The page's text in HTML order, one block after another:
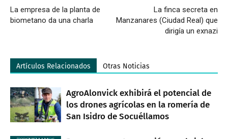
La empresa de la planta de
biometano da una charla
La finca secreta en
Manzanares (Ciudad Real) que
dirigía un exnazi
Artículos Relacionados Otras Noticias
AgroAlonvick exhibirá el potencial de
los drones agrícolas en la romería de
San Isidro de Socuéllamos